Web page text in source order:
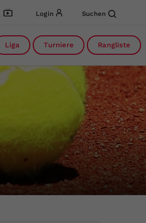
Login Suchen
Liga Turniere Rangliste